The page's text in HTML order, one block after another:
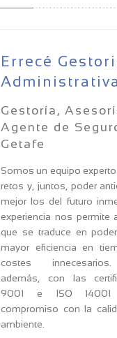
Errecé
Gestoría,
Agente de
Getafe
Somos un equipo
retos y, juntos, poder
mejor los del futuro
experiencia nos permite
que se traduce en
mayor eficiencia en
costes
además, con las
9001 e ISO 14001
compromiso con la
ambiente.